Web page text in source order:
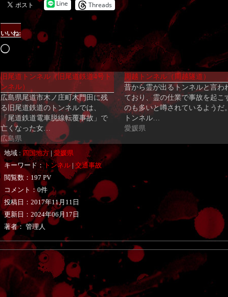
Line Threads
いいね:
読
込
み
中…
旧尾道トンネル（旧尾道鉄道4号ト
ンネル）
広島県尾道市木ノ庄町木門田に残
る旧尾道鉄道のトンネルでは、
「尾道鉄道電車脱線転覆事故」で
亡くなった女…
広島県
周越トンネル（周越隧道）
昔から霊が出るトンネルと言わ
ており、霊の仕業で事故を起こ
のも多いと噂されているようだ
トンネル…
愛媛県
地域 : 四国地方|愛媛県
キーワード：トンネル| 交通事故
閲覧数：197 PV
コメント：0件
投稿日： 2017年11月11日
更新日： 2024年06月17日
著者： 管理人